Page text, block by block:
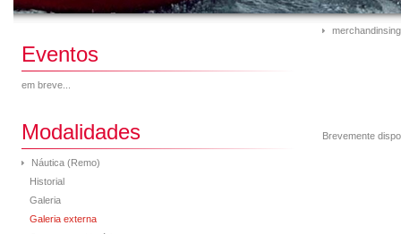
Eventos
em breve...
Modalidades
Náutica (Remo)
Historial
Galeria
Galeria externa
merchandinsing
Brevemente